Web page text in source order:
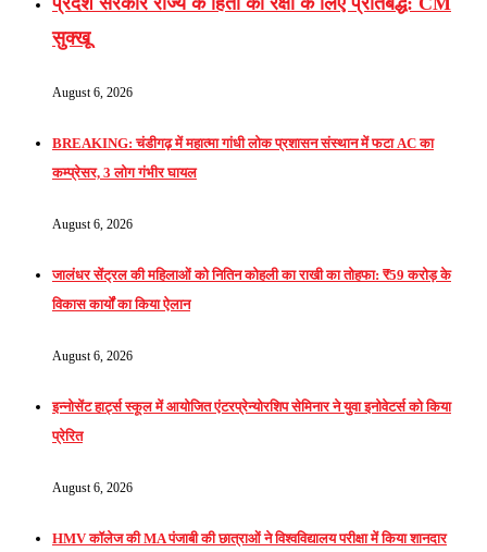
सुक्खू
August 6, 2026
BREAKING: चंडीगढ़ में महात्मा गांधी लोक प्रशासन संस्थान में फटा AC का
कम्प्रेसर, 3 लोग गंभीर घायल
August 6, 2026
जालंधर सेंट्रल की महिलाओं को नितिन कोहली का राखी का तोहफा: ₹59 करोड़ के
विकास कार्यों का किया ऐलान
August 6, 2026
इन्नोसेंट हार्ट्स स्कूल में आयोजित एंटरप्रेन्योरशिप सेमिनार ने युवा इनोवेटर्स को किया
प्रेरित
August 6, 2026
HMV कॉलेज की MA पंजाबी की छात्राओं ने विश्वविद्यालय परीक्षा में किया शानदार